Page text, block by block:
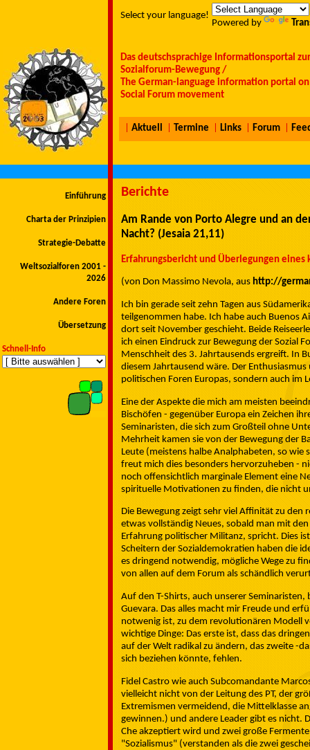
Select your language!
Powered by
Das deutschsprachige Informationsportal
Sozialforum-Bewegung /
The German-language information portal
Social Forum movement
Aktuell Termine Links Forum
Einführung
Charta der Prinzipien
Strategie-Debatte
Weltsozialforen 2001 -
2026
Andere Foren
Übersetzung
Schnell-Info
Berichte
Am Rande von Porto Alegre und an
Nacht? (Jesaia 21,11)
Erfahrungsbericht und Überlegungen
(von Don Massimo Nevola, aus http://
Ich bin gerade seit zehn Tagen aus
teilgenommen habe. Ich habe auch Buenos
dort seit November geschieht. Beide
ich einen Eindruck zur Bewegung der Sozial
Menschheit des 3. Jahrtausends ergreift. In
diesem Jahrtausend wäre. Der
politischen Foren Europas, sondern auch im
Eine der Aspekte die mich am meisten
Bischöfen - gegenüber Europa ein Zeichen
Seminaristen, die sich zum Großteil ohne
Mehrheit kamen sie von der Bewegung der
Leute (meistens halbe Analphabeten, so
freut mich dies besonders hervorzuheben -
noch offensichtlich marginale Element eine
spirituelle Motivationen zu finden, die nicht
Die Bewegung zeigt sehr viel Affinität zu den
etwas vollständig Neues, sobald man mit
Erfahrung politischer Militanz, spricht. Dies
Scheitern der Sozialdemokratien haben die
es dringend notwendig, mögliche Wege zu
von allen auf dem Forum als schändlich
Auf den T-Shirts, auch unserer
Guevara. Das alles macht mir Freude und
notwenig ist, zu dem revolutionären Modell
wichtige Dinge: Das erste ist, dass das
auf der Welt radikal zu ändern, das zweite -
sich beziehen könnte, fehlen.
Fidel Castro wie auch Subcomandante
vielleicht nicht von der Leitung des PT, der
Extremismen vermeidend, die Mittelklasse
gewinnen.) und andere Leader gibt es nicht.
Che akzeptiert wird und zwei große
"Sozialismus" (verstanden als die zwei